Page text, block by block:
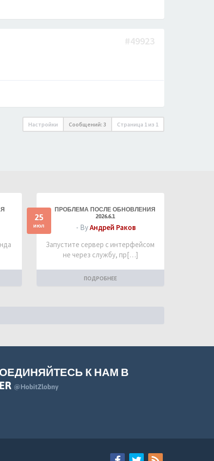
#49923
Настройки Сообщений: 3 Страница 1 из 1
25
июл
ПРОБЛЕМА ПОСЛЕ ОБНОВЛЕНИЯ
2026.6.1
- ByАндрей Раков
Запустите сервер с интерфейсом
не через службу, пр[…]
ПОДРОБНЕЕ
К НАМ В
@HobitZlobny